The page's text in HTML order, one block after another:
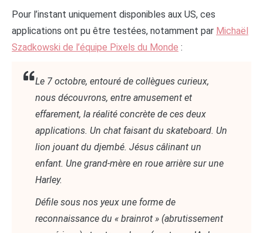
Pour l’instant uniquement disponibles aux US, ces
applications ont pu être testées, notamment par Michaël
Szadkowski de l’équipe Pixels du Monde :
Le 7 octobre, entouré de collègues curieux,
nous découvrons, entre amusement et
effarement, la réalité concrète de ces deux
applications. Un chat faisant du skateboard. Un
lion jouant du djembé. Jésus câlinant un
enfant. Une grand-mère en roue arrière sur une
Harley.
Défile sous nos yeux une forme de
reconnaissance du « brainrot » (abrutissement